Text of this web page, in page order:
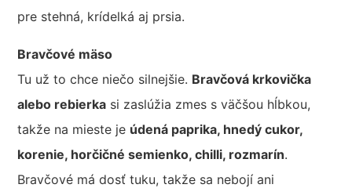
pre stehná, krídelká aj prsia.
Bravčové mäso
Tu už to chce niečo silnejšie. Bravčová krkovička
alebo rebierka si zaslúžia zmes s väčšou hĺbkou,
takže na mieste je údená paprika, hnedý cukor,
korenie, horčičné semienko, chilli, rozmarín.
Bravčové má dosť tuku, takže sa nebojí ani